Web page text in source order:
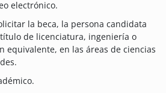
electrónico.
la beca, la persona candidata
de licenciatura, ingeniería o
equivalente, en las áreas de ciencias